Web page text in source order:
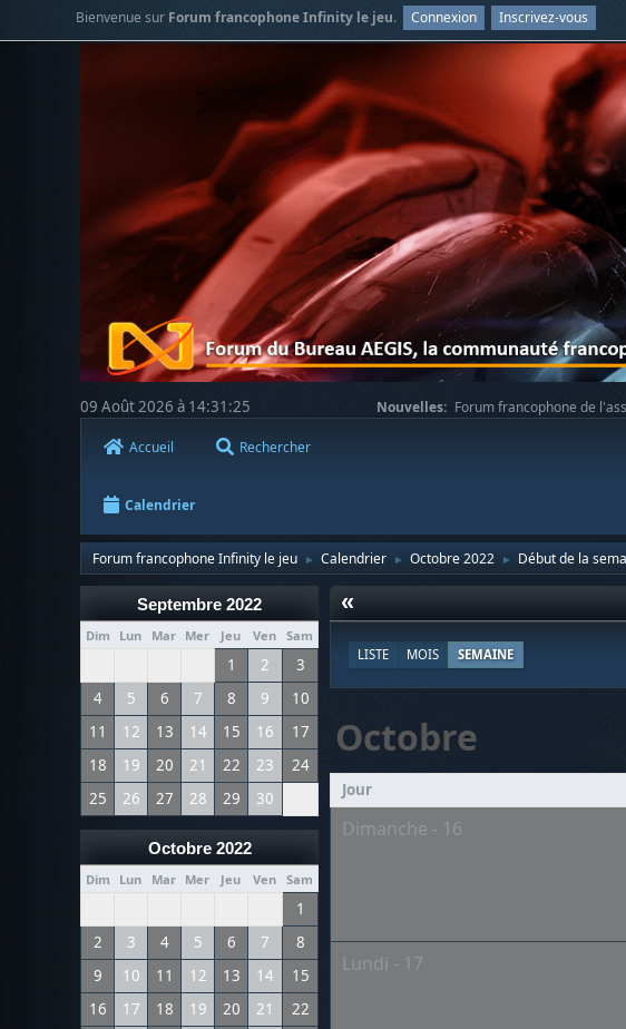
Bienvenue sur Forum francophone Infinity le jeu. Connexion Inscrivez-vous
09 Août 2026 à 14:31:25 Nouvelles: Forum francophone de
Accueil Rechercher
Calendrier
Forum francophone Infinity le jeu ► Calendrier ► Octobre 2022 ► Début de la
Septembre 2022
Dim Lun Mar Mer Jeu Ven Sam
1 2
3
4
5 6 7 8 9
10
11
12 13 14 15 16
17
18
19 20 21 22 23
24
25
26 27 28 29 30
Octobre 2022
Dim Lun Mar Mer Jeu Ven Sam
1
2
3 4 5 6 7
8
9
10 11 12 13 14
15
16
17 18 19 20 21
22
«
LISTE MOIS SEMAINE
Octobre
Jour
Dimanche - 16
Lundi - 17